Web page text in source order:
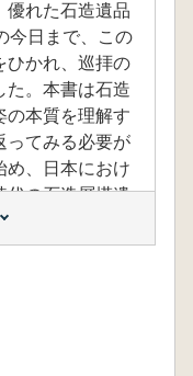
優れた石造遺品
今日まで、この
ひかれ、巡拝の
た。本書は石造
の本質を理解す
ってみる必要が
め、日本におけ
代の石造層塔遺
八塔;サンチ
ラーワーの塔
如来殿)